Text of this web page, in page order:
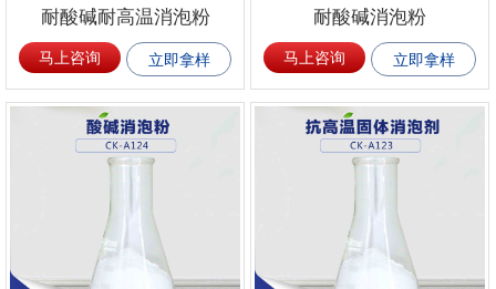
耐酸碱耐高温消泡粉
马上咨询 立即拿样
耐酸碱消泡粉
马上咨询 立即拿样